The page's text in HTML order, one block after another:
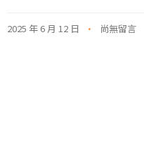
2025 年 6 月 12 日 尚無留言